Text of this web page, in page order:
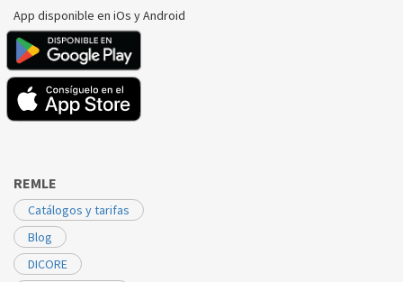
App disponible en iOs y Android
REMLE
Catálogos y tarifas
Blog
DICORE